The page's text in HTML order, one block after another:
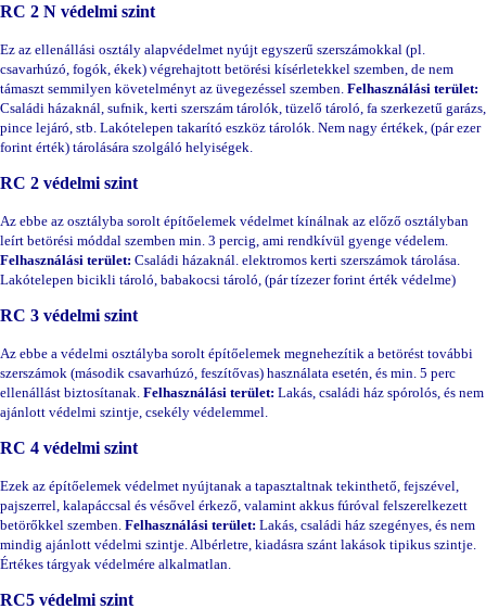
RC 2 N védelmi szint
Ez az ellenállási osztály alapvédelmet nyújt egyszerű szerszámokkal (pl.
csavarhúzó, fogók, ékek) végrehajtott betörési kísérletekkel szemben, de nem
támaszt semmilyen követelményt az üvegezéssel szemben. Felhasználási terület:
Családi házaknál, sufnik, kerti szerszám tárolók, tüzelő tároló, fa szerkezetű garázs,
pince lejáró, stb. Lakótelepen takarító eszköz tárolók. Nem nagy értékek, (pár ezer
forint érték) tárolására szolgáló helyiségek.
RC 2 védelmi szint
Az ebbe az osztályba sorolt építőelemek védelmet kínálnak az előző osztályban
leírt betörési móddal szemben min. 3 percig, ami rendkívül gyenge védelem.
Felhasználási terület: Családi házaknál. elektromos kerti szerszámok tárolása.
Lakótelepen bicikli tároló, babakocsi tároló, (pár tízezer forint érték védelme)
RC 3 védelmi szint
Az ebbe a védelmi osztályba sorolt építőelemek megnehezítik a betörést további
szerszámok (második csavarhúzó, feszítővas) használata esetén, és min. 5 perc
ellenállást biztosítanak. Felhasználási terület: Lakás, családi ház spórolós, és nem
ajánlott védelmi szintje, csekély védelemmel.
RC 4 védelmi szint
Ezek az építőelemek védelmet nyújtanak a tapasztaltnak tekinthető, fejszével,
pajszerrel, kalapáccsal és vésővel érkező, valamint akkus fúróval felszerelkezett
betörőkkel szemben. Felhasználási terület: Lakás, családi ház szegényes, és nem
mindig ajánlott védelmi szintje. Albérletre, kiadásra szánt lakások tipikus szintje.
Értékes tárgyak védelmére alkalmatlan.
RC5 védelmi szint